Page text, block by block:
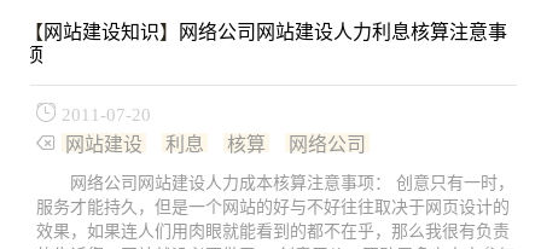
【网站建设知识】 网络公司网站建设人力利息核算注意事
项
2011-07-20
网站建设 利息 核算 网络公司
网络公司网站建设人力成本核算注意事项： 创意只有一时，
服务才能持久，但是一个网站的好与不好往往取决于网页设计的
效果，如果连人们用肉眼就能看到的都不在乎，那么我很有负责